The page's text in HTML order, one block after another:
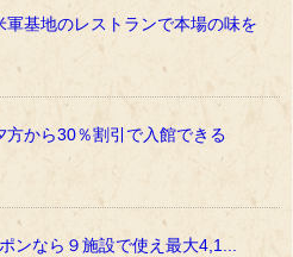
軍基地のレストランで本場の味を
方から30％割引で入館できる
ンなら９施設で使え最大4,1...